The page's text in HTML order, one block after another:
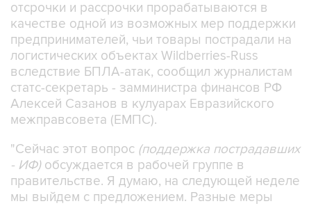
отсрочки и рассрочки прорабатываются в
качестве одной из возможных мер поддержки
предпринимателей, чьи товары пострадали на
логистических объектах Wildberries-Russ
вследствие БПЛА-атак, сообщил журналистам
статс-секретарь - замминистра финансов РФ
Алексей Сазанов в кулуарах Евразийского
межправсовета (ЕМПС).
"Сейчас этот вопрос (поддержка пострадавших
- ИФ)обсуждается в рабочей группе в
правительстве. Я думаю, на следующей неделе
мы выйдем с предложением. Разные меры